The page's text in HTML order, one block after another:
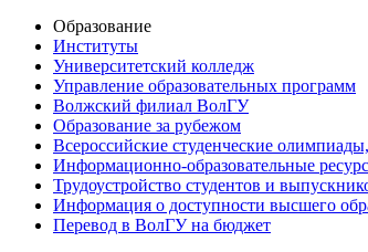
Образование
Институты
Университетский колледж
Управление образовательных программ
Волжский филиал ВолГУ
Образование за рубежом
Всероссийские студенческие
Информационно-образовательные
Трудоустройство студентов и
Информация о доступности высшего
Перевод в ВолГУ на бюджет